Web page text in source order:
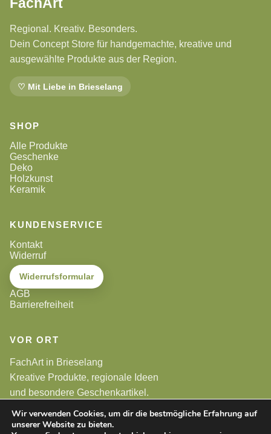
Regional. Kreativ. Besonders.
Dein Concept Store für handgemachte, kreative und
ausgewählte Produkte aus der Region.
♡ Mit Liebe in Brieselang
SHOP
Alle Produkte
Geschenke
Deko
Holzkunst
Keramik
KUNDENSERVICE
Kontakt
Widerruf
Widerrufsformular
AGB
Barrierefreiheit
VOR ORT
FachArt in Brieselang
Kreative Produkte, regionale Ideen
und besondere Geschenkartikel.
Alle Preise sind Endpreise. Gemäß §19 UStG wird keine
Wir verwenden Cookies, um dir die bestmögliche Erfahrung auf
unserer Website zu bieten.